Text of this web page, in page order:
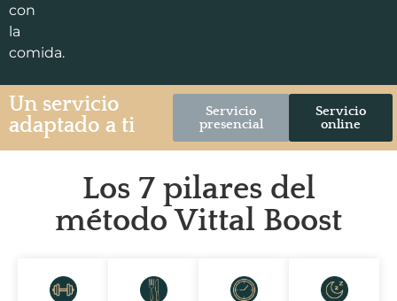
con
la
comida.
Un servicio
adaptado a ti
Servicio
presencial
Servicio
online
Los 7 pilares del
método Vittal Boost